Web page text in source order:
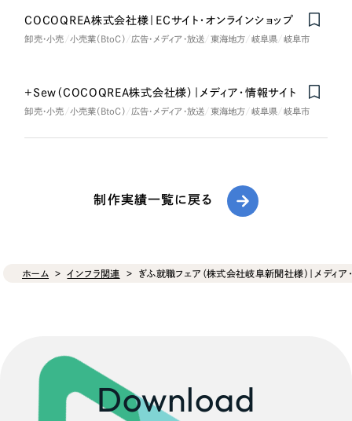
COCOQREA株式会社様｜ECサイト・オンラインショップ
卸売・小売 小売業（BtoC） 広告・メディア・放送 東海地方 岐阜県 岐阜市
+Sew（COCOQREA株式会社様）｜メディア・情報サイト
卸売・小売 小売業（BtoC） 広告・メディア・放送 東海地方 岐阜県 岐阜市
制作実績一覧に戻る
ホーム インフラ関連 ぎふ就職フェア（株式会社岐阜新聞社様）｜メディア
Download